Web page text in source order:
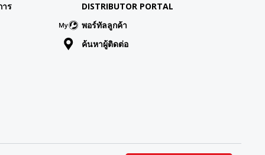
ร
DISTRIBUTOR PORTAL
พอร์ทัลลูกค้า
ค้นหาผู้ติดต่อ